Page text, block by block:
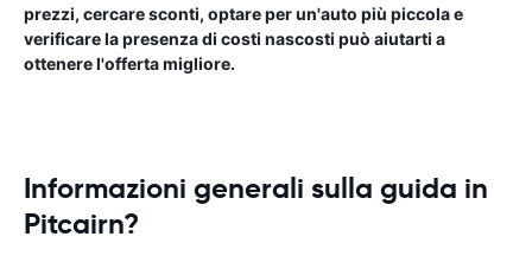
prezzi, cercare sconti, optare per un'auto più piccola e
verificare la presenza di costi nascosti può aiutarti a
ottenere l'offerta migliore.
Informazioni generali sulla guida in
Pitcairn?